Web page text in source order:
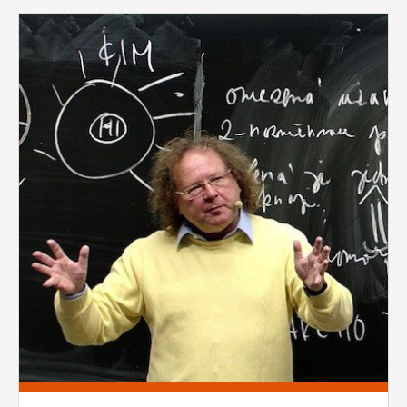
ANALYTICKÉ
Slouží pro získávání anonymizovaných
statistických údajů, které nám pomáhají
vylepšovat naše aplikace. Zpravidla jde o
cookies systémů třetích stran, které k
těmto účelům využíváme.
Využívané za účelem zobrazení
správných nabídek a cílení obsahu podle
Vašich preferencí. Zpravidla jde o
cookies systémů třetích stran, které nám
s analýzou uživatelského chování
pomáhají.
Pages